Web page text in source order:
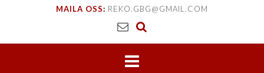
MAILA OSS: REKO.GBG@GMAIL.COM